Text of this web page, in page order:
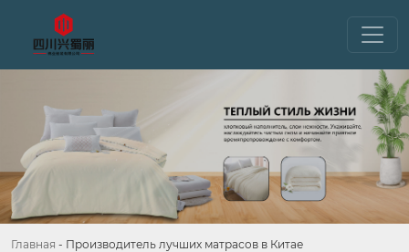
Главная - Производитель лучших матрасов в Китае